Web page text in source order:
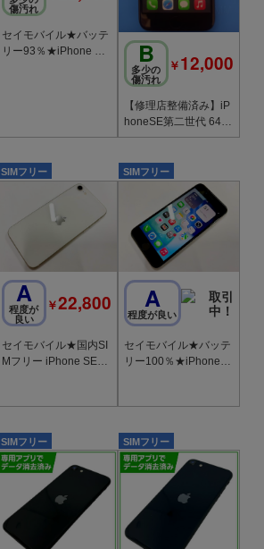
傷汚れ
セイモバイル★バッテ
リー93％★iPhone SE
B
多少の
傷汚れ
￥12,000
【修理店整備済み】iP
honeSE第二世代 64G
B ブラック SIMフリ
SIMフリー
A
程度が
良い
￥22,800
セイモバイル★国内SI
Mフリー iPhone SE
SIMフリー
A
程度が良い
セイモバイル★バッテ
リー100％★iPhone S
SIMフリー SIMフリー